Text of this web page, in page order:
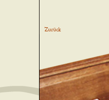
Zurück